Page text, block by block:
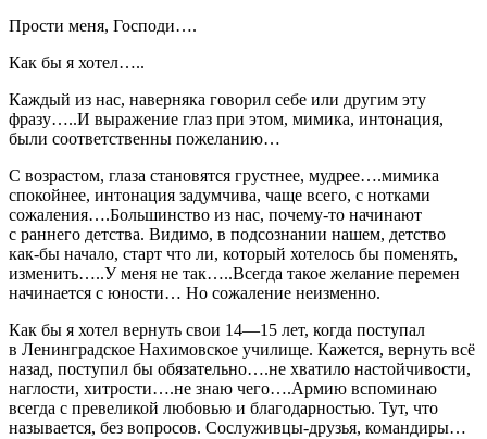
Прости меня, Господи….
Как бы я хотел…..
Каждый из нас, наверняка говорил себе или другим эту
фразу…..И выражение глаз при этом, мимика, интонация,
были соответственны пожеланию…
С возрастом, глаза становятся грустнее, мудрее….мимика
спокойнее, интонация задумчива, чаще всего, с нотками
сожаления….Большинство из нас, почему-то начинают
с раннего детства. Видимо, в подсознании нашем, детство
как-бы начало, старт что ли, который хотелось бы поменять,
изменить…..У меня не так…..Всегда такое желание перемен
начинается с юности… Но сожаление неизменно.
Как бы я хотел вернуть свои 14—15 лет, когда поступал
в Ленинградское Нахимовское училище. Кажется, вернуть всё
назад, поступил бы обязательно….не хватило настойчивости,
наглости, хитрости….не знаю чего….Армию вспоминаю
всегда с превеликой любовью и благодарностью. Тут, что
называется, без вопросов. Сослуживцы-друзья, командиры…